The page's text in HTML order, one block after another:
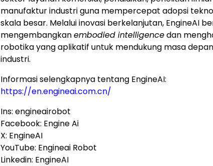
manufaktur industri guna mempercepat adopsi
skala besar. Melalui inovasi berkelanjutan, EngineAI
mengembangkanembodied intelligencedan
robotika yang aplikatif untuk mendukung masa
industri.
Informasi selengkapnya tentang EngineAI:
https://en.engineai.com.cn/
Ins: engineairobot
Facebook: Engine Ai
X: EngineAI
YouTube: Engineai Robot
Linkedin: EngineAI